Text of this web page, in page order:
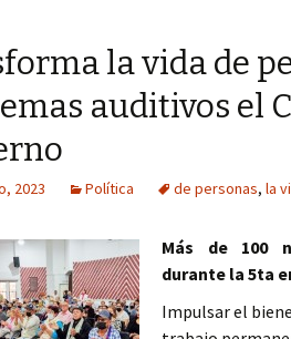
la vida de
auditivos el
2023 Política de personas, la
Más de 100
durante la 5ta
Impulsar el